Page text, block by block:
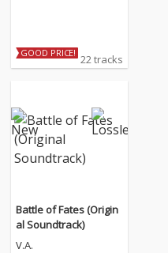
GOOD PRICE! 22 tracks
Battle of Fates (Origin
al Soundtrack)
V.A.